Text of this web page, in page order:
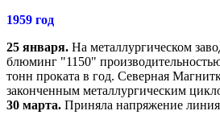
1959 год
25 января. На металлургическом
блюминг "1150"
тонн проката в год. Северная
законченным металлургическим
30 марта. Приняла напряжение линия